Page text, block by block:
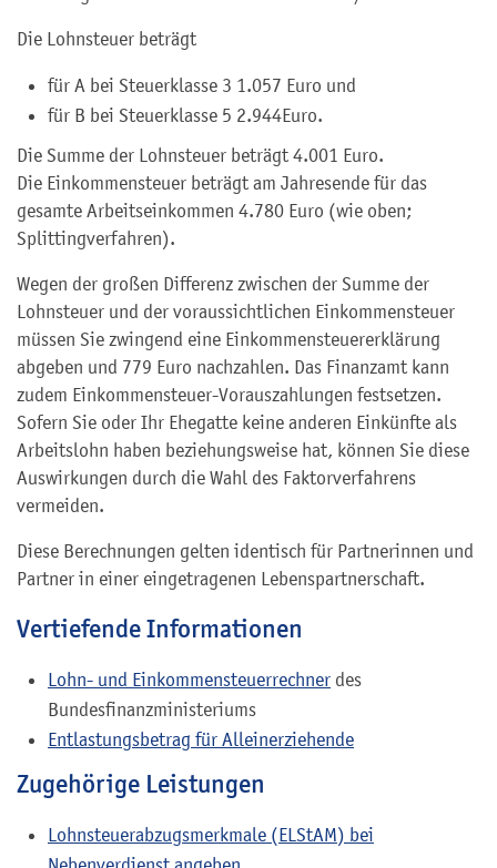
Die Lohnsteuer beträgt
für A bei Steuerklasse 3 1.057 Euro und
für B bei Steuerklasse 5 2.944Euro.
Die Summe der Lohnsteuer beträgt 4.001 Euro.
Die Einkommensteuer beträgt am Jahresende für das
gesamte Arbeitseinkommen 4.780 Euro (wie oben;
Splittingverfahren).
Wegen der großen Differenz zwischen der Summe der
Lohnsteuer und der voraussichtlichen Einkommensteuer
müssen Sie zwingend eine Einkommensteuererklärung
abgeben und 779 Euro nachzahlen. Das Finanzamt kann
zudem Einkommensteuer-Vorauszahlungen festsetzen.
Sofern Sie oder Ihr Ehegatte keine anderen Einkünfte als
Arbeitslohn haben beziehungsweise hat, können Sie diese
Auswirkungen durch die Wahl des Faktorverfahrens
vermeiden.
Diese Berechnungen gelten identisch für Partnerinnen und
Partner in einer eingetragenen Lebenspartnerschaft.
Vertiefende Informationen
Lohn- und Einkommensteuerrechner des
Bundesfinanzministeriums
Entlastungsbetrag für Alleinerziehende
Zugehörige Leistungen
Lohnsteuerabzugsmerkmale (ELStAM) bei